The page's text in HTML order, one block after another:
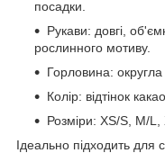
посадки.
Рукави: довгі,
рослинного мотиву.
Горловина:
Колір: відтінок
Розміри: XS/S, M/L,
Ідеально підходить для